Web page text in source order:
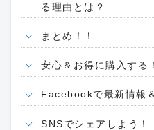
る理由とは？
まとめ！！
安心＆お得に購入する！
Facebookで最新情報
SNSでシェアしよう！